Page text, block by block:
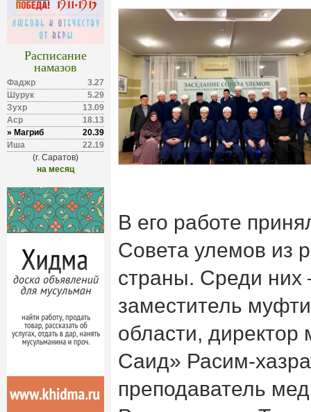
Расписание
намазов
Фаджр
3.27
Шурук
5.29
Зухр
13.09
Аср
18.13
» Магриб
20.39
Иша
22.19
(г. Саратов)
на месяц
В его работе
Совета улемов из
страны. Среди
заместитель
области,
Саид» Расим-
преподаватель